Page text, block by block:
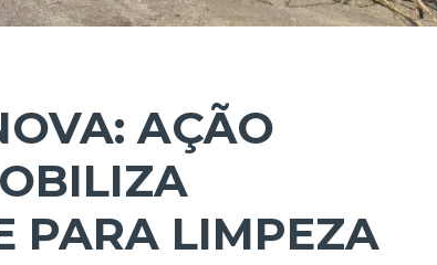
AÇÃO
PARA LIMPEZA